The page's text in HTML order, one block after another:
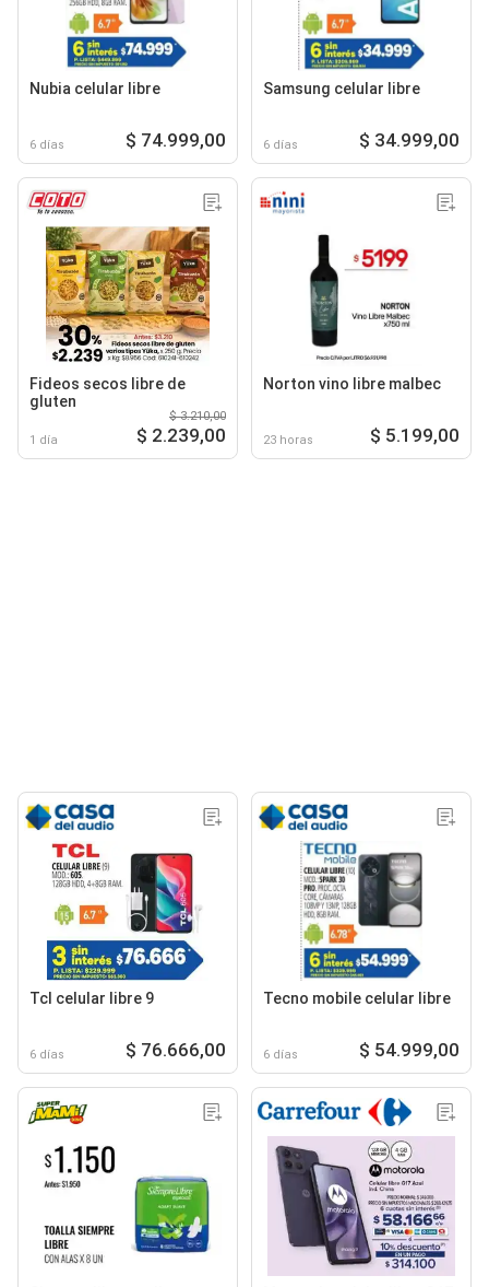
Nubia celular libre
6 días $ 74.999,00
Samsung celular libre
6 días $ 34.999,00
Fideos secos libre de
gluten
1 día
$ 3.210,00
$ 2.239,00
Norton vino libre malbec
23 horas $ 5.199,00
Tcl celular libre 9
6 días $ 76.666,00
Tecno mobile celular libre
6 días $ 54.999,00